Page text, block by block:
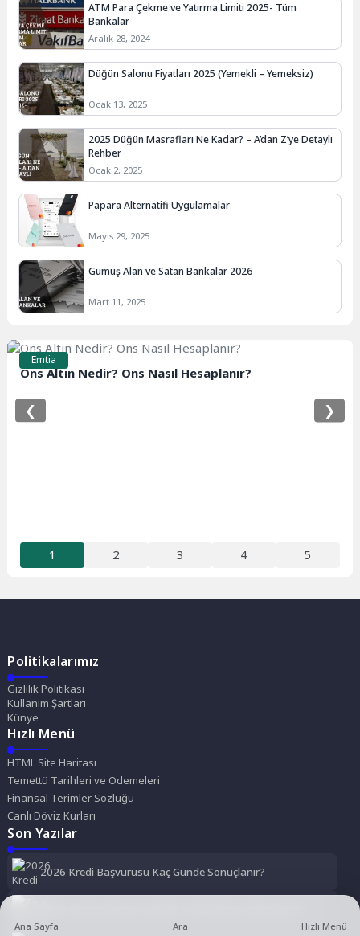
ATM Para Çekme ve Yatırma Limiti 2025- Tüm
Bankalar
Aralık 28, 2024
Düğün Salonu Fiyatları 2025 (Yemekli – Yemeksiz)
Ocak 13, 2025
2025 Düğün Masrafları Ne Kadar? – A’dan Z’ye Detaylı
Rehber
Ocak 2, 2025
Papara Alternatifi Uygulamalar
Mayıs 29, 2025
Gümüş Alan ve Satan Bankalar 2026
Mart 11, 2025
Emtia
Ons Altın Nedir? Ons Nasıl Hesaplanır?
❮ ❯
1 2 3 4 5
Politikalarımız
Gizlilik Politikası
Kullanım Şartları
Künye
Hızlı Menü
HTML Site Haritası
Temettü Tarihleri ve Ödemeleri
Finansal Terimler Sözlüğü
Canlı Döviz Kurları
Son Yazılar
2026 Kredi Başvurusu Kaç Günde Sonuçlanır?
Ana Sayfa Ara Hızlı Menü